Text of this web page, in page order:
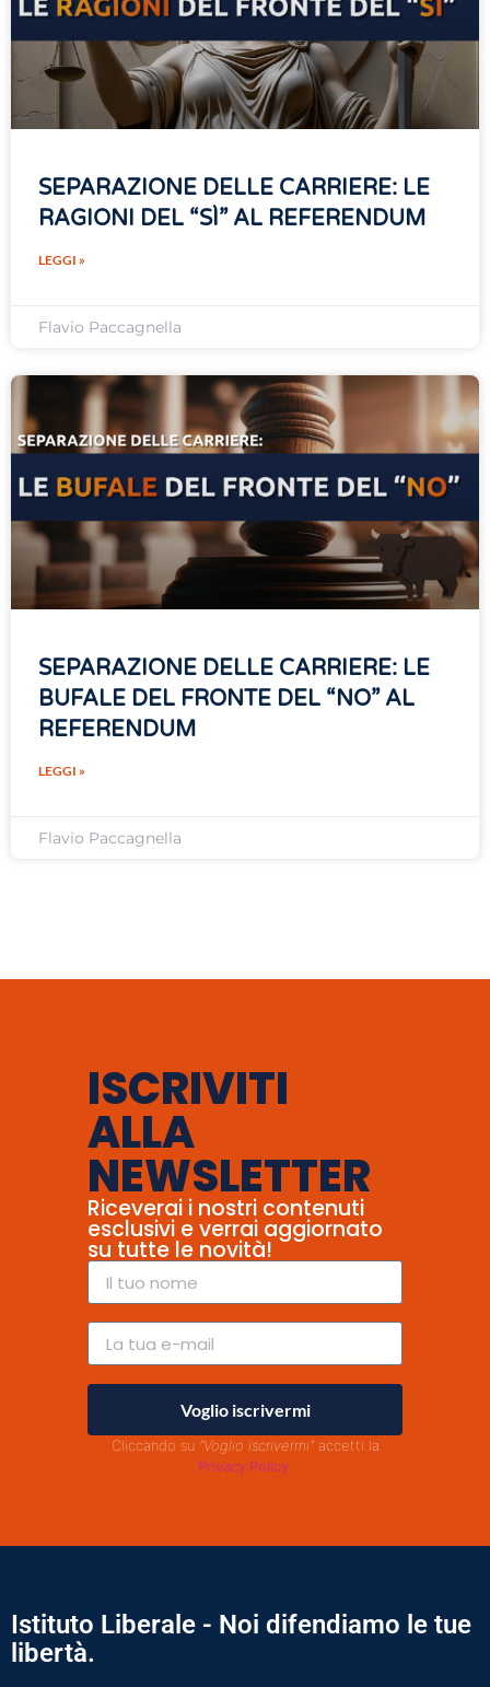
SEPARAZIONE DELLE CARRIERE: LE
RAGIONI DEL “SÌ” AL REFERENDUM
LEGGI »
Flavio Paccagnella
SEPARAZIONE DELLE CARRIERE: LE
BUFALE DEL FRONTE DEL “NO” AL
REFERENDUM
LEGGI »
Flavio Paccagnella
ISCRIVITI
ALLA
NEWSLETTER
Riceverai i nostri contenuti
esclusivi e verrai aggiornato
su tutte le novità!
Voglio iscrivermi
Cliccando su "Voglio iscrivermi"accetti la
Privacy Policy.
Istituto Liberale - Noi difendiamo le tue
libertà.